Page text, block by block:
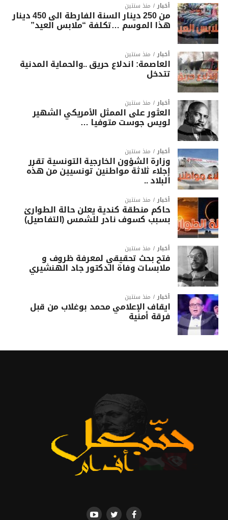
أخبار منذ سنتين
من 250 دينار السنة الفارطة الى 450 دينار
هذا الموسم …تكلفة “ملابس العيد”
أخبار منذ سنتين
العاصمة: اندلاع حريق ..والحماية المدنية
تتدخل
أخبار منذ سنتين
العثور على الممثل الأمريكي الشهير
لويس جوست متوفيا …
أخبار منذ سنتين
وزارة الشؤون الخارجية التونسية تقرر
إجلاء ثلاثة مواطنين تونسيين من هذه
البلاد ..
أخبار منذ سنتين
حاكم منطقة كندية يعلن حالة الطوارئ
بسبب كسوف نادر للشمس (التفاصيل)
أخبار منذ سنتين
فتح بحث تحقيقي لمعرفة ظروف و
ملابسات وفاة الدكتور جاد الهنشيري
أخبار منذ سنتين
ايقاف الإعلامي محمد بوغلاب من قبل
فرقة أمنية